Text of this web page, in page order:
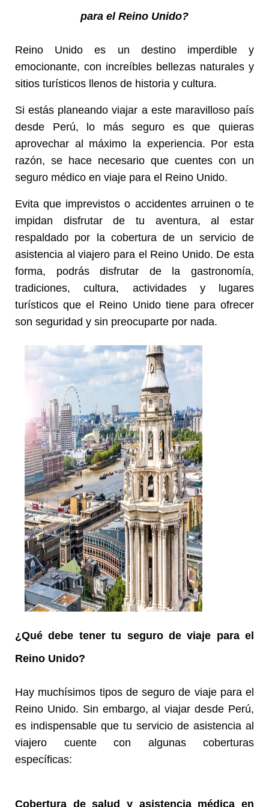
para el Reino Unido?
Reino Unido es un destino imperdible y
emocionante, con increíbles bellezas naturales y
sitios turísticos llenos de historia y cultura.
Si estás planeando viajar a este maravilloso país
desde Perú, lo más seguro es que quieras
aprovechar al máximo la experiencia. Por esta
razón, se hace necesario que cuentes con un
seguro médico en viaje para el Reino Unido.
Evita que imprevistos o accidentes arruinen o te
impidan disfrutar de tu aventura, al estar
respaldado por la cobertura de un servicio de
asistencia al viajero para el Reino Unido. De esta
forma, podrás disfrutar de la gastronomía,
tradiciones, cultura, actividades y lugares
turísticos que el Reino Unido tiene para ofrecer
son seguridad y sin preocuparte por nada.
¿Qué debe tener tu seguro de viaje para el
Reino Unido?
Hay muchísimos tipos de seguro de viaje para el
Reino Unido. Sin embargo, al viajar desde Perú,
es indispensable que tu servicio de asistencia al
viajero cuente con algunas coberturas
específicas:
Cobertura de salud y asistencia médica en